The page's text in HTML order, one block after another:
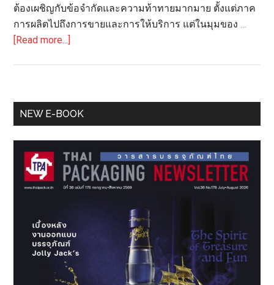
ต้องเผชิญกับข้อจำกัดและความท้าทายมากมาย ตั้งแต่ภาค
การผลิตไปถึงการขายและการให้บริการ แต่ในมุมของ …
[Read more...]
ดึง
ศักยภาพ
ฟื้นฟู
ประเทศ
Primary
NEW E-BOOK